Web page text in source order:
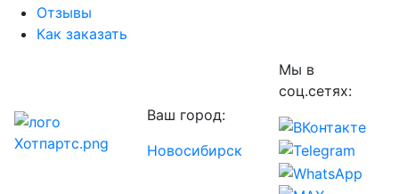
Отзывы
Как заказать
Ваш город:
Новосибирск
Мы в
соц.сетях: